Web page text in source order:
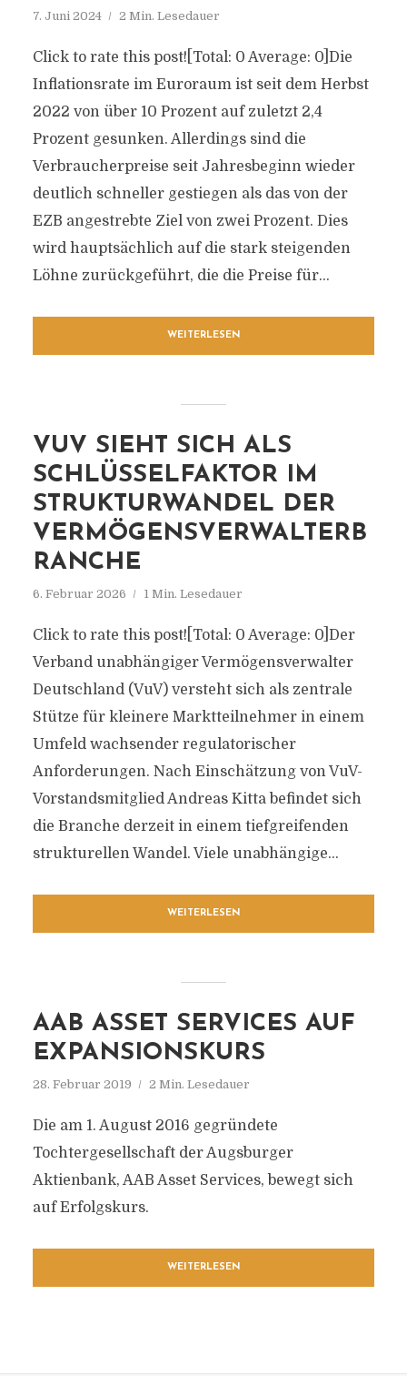
7. Juni 2024 2 Min. Lesedauer
Click to rate this post![Total: 0 Average: 0]Die
Inflationsrate im Euroraum ist seit dem Herbst
2022 von über 10 Prozent auf zuletzt 2,4
Prozent gesunken. Allerdings sind die
Verbraucherpreise seit Jahresbeginn wieder
deutlich schneller gestiegen als das von der
EZB angestrebte Ziel von zwei Prozent. Dies
wird hauptsächlich auf die stark steigenden
Löhne zurückgeführt, die die Preise für...
WEITERLESEN
VUV SIEHT SICH ALS
SCHLÜSSELFAKTOR IM
STRUKTURWANDEL DER
VERMÖGENSVERWALTERB
RANCHE
6. Februar 2026 1 Min. Lesedauer
Click to rate this post![Total: 0 Average: 0]Der
Verband unabhängiger Vermögensverwalter
Deutschland (VuV) versteht sich als zentrale
Stütze für kleinere Marktteilnehmer in einem
Umfeld wachsender regulatorischer
Anforderungen. Nach Einschätzung von VuV-
Vorstandsmitglied Andreas Kitta befindet sich
die Branche derzeit in einem tiefgreifenden
strukturellen Wandel. Viele unabhängige...
WEITERLESEN
AAB ASSET SERVICES AUF
EXPANSIONSKURS
28. Februar 2019 2 Min. Lesedauer
Die am 1. August 2016 gegründete
Tochtergesellschaft der Augsburger
Aktienbank, AAB Asset Services, bewegt sich
auf Erfolgskurs.
WEITERLESEN